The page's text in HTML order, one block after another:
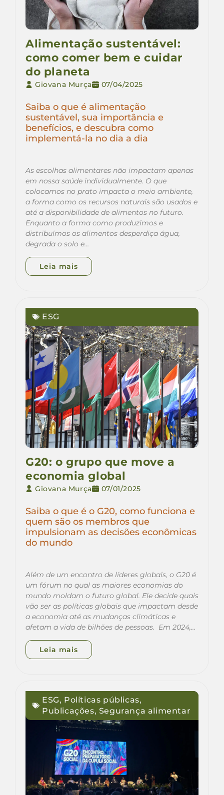
Alimentação sustentável:
como comer bem e cuidar
do planeta
Giovana Murça 07/04/2025
Saiba o que é alimentação
sustentável, sua importância e
benefícios, e descubra como
implementá-la no dia a dia
As escolhas alimentares não impactam apenas
em nossa saúde individualmente. O que
colocamos no prato impacta o meio ambiente,
a forma como os recursos naturais são usados e
até a disponibilidade de alimentos no futuro.
Enquanto a forma como produzimos e
distribuímos os alimentos desperdiça água,
degrada o solo e…
Leia mais
ESG
G20: o grupo que move a
economia global
Giovana Murça 07/01/2025
Saiba o que é o G20, como funciona e
quem são os membros que
impulsionam as decisões econômicas
do mundo
Além de um encontro de líderes globais, o G20 é
um fórum no qual as maiores economias do
mundo moldam o futuro global. Ele decide quais
vão ser as políticas globais que impactam desde
a economia até as mudanças climáticas e
afetam a vida de bilhões de pessoas. Em 2024,…
Leia mais
ESG, Políticas públicas,
Publicações, Segurança alimentar